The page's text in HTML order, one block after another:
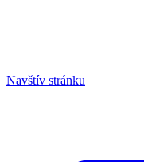
Navštív stránku